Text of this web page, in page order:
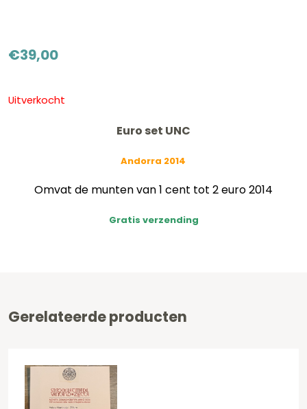
€39,00
Uitverkocht
Euro set UNC
Andorra 2014
Omvat de munten van 1 cent tot 2 euro 2014
Gratis verzending
Gerelateerde producten